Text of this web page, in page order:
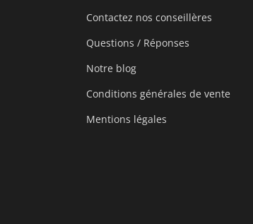
Contactez nos conseillères
Questions / Réponses
Notre blog
Conditions générales de vente
Mentions légales